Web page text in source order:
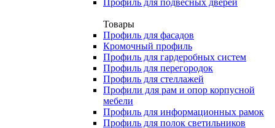
Профиль для подвесных дверей
Товары
Профиль для фасадов
Кромочный профиль
Профиль для гардеробных систем
Профиль для перегородок
Профиль для стеллажей
Профили для рам и опор корпусной
мебели
Профиль для информационных рамок
Профиль для полок светильников